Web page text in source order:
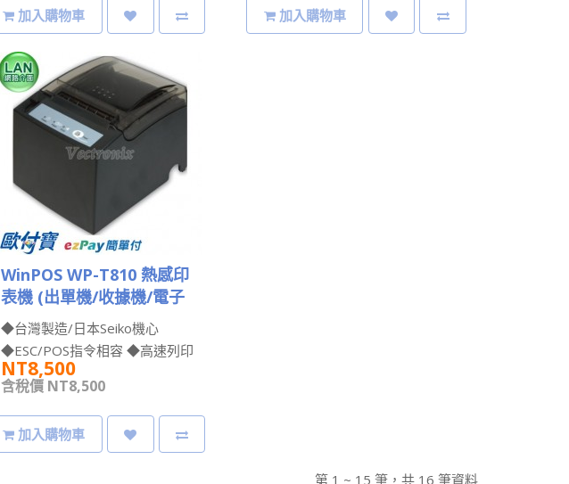
加入購物車 加入購物車
WinPOS WP-T810 熱感印
表機 (出單機/收據機/電子
發票機)【LAN介面】
◆台灣製造/日本Seiko機心
◆ESC/POS指令相容 ◆高速列印
每秒220mm ◆內建2D條碼..
NT8,500
含稅價 NT8,500
加入購物車
第 1 ~ 15 筆，共 16 筆資料